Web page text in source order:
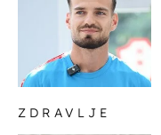
ZDRAVLJE